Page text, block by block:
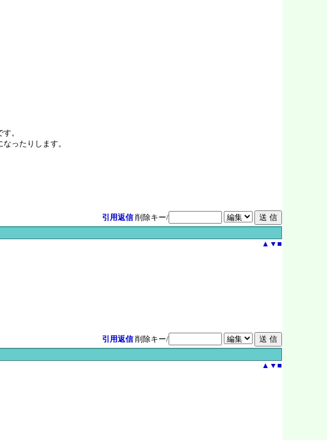
。
ったりします。
引用返信 削除キー/
▲ ▼ ■
引用返信 削除キー/
▲ ▼ ■